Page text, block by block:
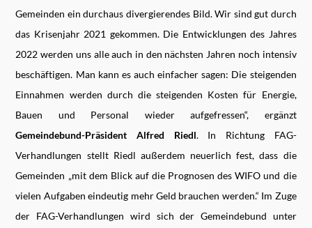
Gemeinden ein durchaus divergierendes Bild. Wir sind gut durch
das Krisenjahr 2021 gekommen. Die Entwicklungen des Jahres
2022 werden uns alle auch in den nächsten Jahren noch intensiv
beschäftigen. Man kann es auch einfacher sagen: Die steigenden
Einnahmen werden durch die steigenden Kosten für Energie,
Bauen und Personal wieder aufgefressen“, ergänzt
Gemeindebund-Präsident Alfred Riedl. In Richtung FAG-
Verhandlungen stellt Riedl außerdem neuerlich fest, dass die
Gemeinden „mit dem Blick auf die Prognosen des WIFO und die
vielen Aufgaben eindeutig mehr Geld brauchen werden.“ Im Zuge
der FAG-Verhandlungen wird sich der Gemeindebund unter